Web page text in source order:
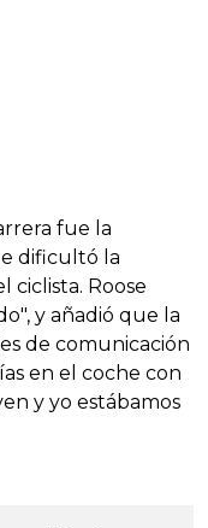
fue la
dificultó la
ciclista. Roose
y añadió que la
de comunicación
en el coche con
y yo estábamos